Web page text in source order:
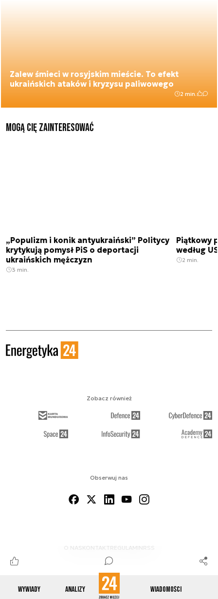
Wywiady Analizy Wiadomości
Zalew śmieci w rosyjskim mieście. To efekt
ukraińskich ataków i kryzysu paliwowego
2 min.
Mogą Cię zainteresować
„Populizm i konik antyukraiński” Politycy
krytykują pomysł PiS o deportacji
ukraińskich mężczyzn
3 min.
Piątkowy
według
2 min.
Obserwuj nas
O NAS KONTAKTREGULAMINRSS
Zobacz również
© 2012-2026 ENERGETYKA24